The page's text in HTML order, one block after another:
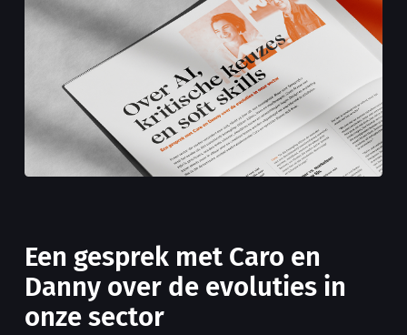
Een gesprek met Caro en
Danny over de evoluties in
onze sector